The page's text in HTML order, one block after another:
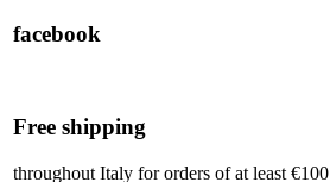
facebook
Free shipping
throughout Italy for orders of at least €100